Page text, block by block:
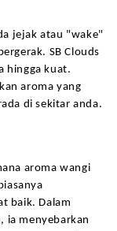
jejak atau "wake"
SB Clouds
hingga kuat.
aroma yang
di sekitar anda.
aroma wangi
baik. Dalam
ia menyebarkan